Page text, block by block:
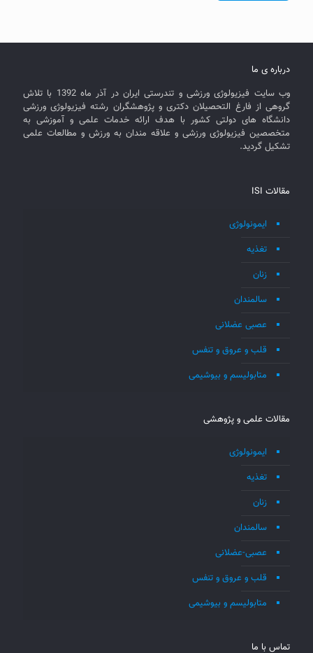
درباره ی ما
وب سایت فیزیولوژی ورزشی و تندرستی ایران در آذر ماه 1392 با تلاش
گروهی از فارغ التحصیلان دکتری و پژوهشگران رشته فیزیولوژی ورزشی
دانشگاه های دولتی کشور با هدف ارائه خدمات علمی و آموزشی به
متخصصین فیزیولوژی ورزشی و علاقه مندان به ورزش و مطالعات علمی
تشکیل گردید.
مقالات ISI
ایمونولوژی
تغذیه
زنان
سالمندان
عصبی عضلانی
قلب و عروق و تنفس
متابولیسم و بیوشیمی
مقالات علمی و پژوهشی
ایمونولوژی
تغذیه
زنان
سالمندان
عصبی-عضلانی
قلب و عروق و تنفس
متابولیسم و بیوشیمی
تماس با ما